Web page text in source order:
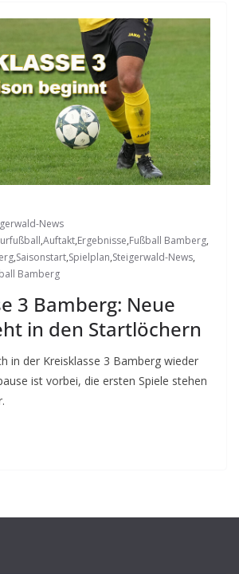
News
,Auftakt,Ergebnisse,Fußball Bamberg,
,Saisonstart,Spielplan,Steigerwald-News,
Bamberg
3 Bamberg: Neue
in den Startlöchern
in der Kreisklasse 3 Bamberg wieder
ist vorbei, die ersten Spiele stehen